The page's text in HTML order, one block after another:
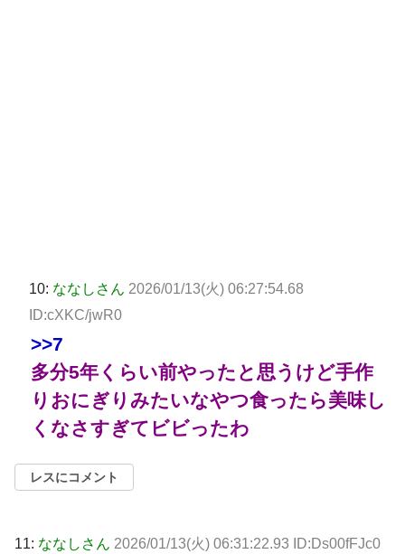
10: ななしさん 2026/01/13(火) 06:27:54.68
ID:cXKC/jwR0
>>7
多分5年くらい前やったと思うけど手作
りおにぎりみたいなやつ食ったら美味し
くなさすぎてビビったわ
レスにコメント
11: ななしさん 2026/01/13(火) 06:31:22.93 ID:Ds00fFJc0